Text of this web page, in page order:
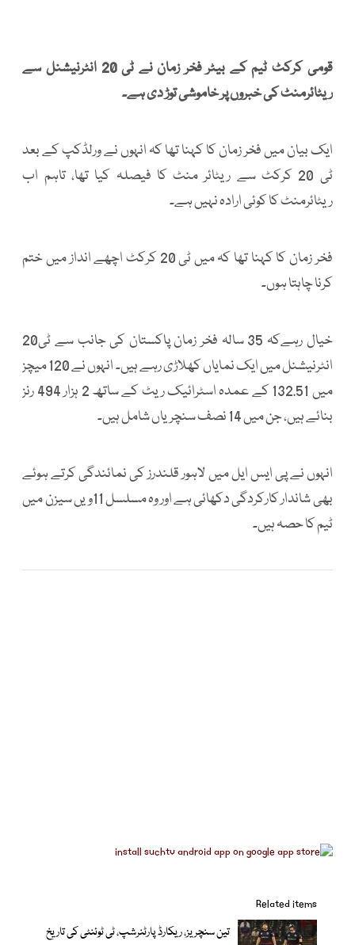
قومی کرکٹ ٹیم کے بیٹر فخر زمان نے ٹی 20 انٹرنیشنل سے
ریٹائرمنٹ کی خبروں پر خاموشی توڑ دی ہے۔
ایک بیان میں فخر زمان کا کہنا تھا کہ انہوں نے ورلڈکپ کے بعد
ٹی 20 کرکٹ سے ریٹائر منٹ کا فیصلہ کیا تھا، تاہم اب
ریٹائرمنٹ کا کوئی ارادہ نہیں ہے۔
فخر زمان کا کہنا تھا کہ میں ٹی 20 کرکٹ اچھے انداز میں ختم
کرنا چاہتا ہوں۔
خیال رہےکہ 35 سالہ فخر زمان پاکستان کی جانب سے ٹی20
انٹرنیشنل میں ایک نمایاں کھلاڑی رہے ہیں۔ انہوں نے 120 میچز
میں 132.51 کے عمدہ اسٹرائیک ریٹ کے ساتھ 2 ہزار 494 رنز
بنائے ہیں، جن میں 14 نصف سنچریاں شامل ہیں۔
انہوں نے پی ایس ایل میں لاہور قلندرز کی نمائندگی کرتے ہوئے
بھی شاندار کارکردگی دکھائی ہے اور وہ مسلسل 11ویں سیزن میں
ٹیم کا حصہ ہیں۔
Related items
تین سنچریز، ریکارڈ پارٹنرشپ، ٹی ٹوئنٹی کی تاریخ